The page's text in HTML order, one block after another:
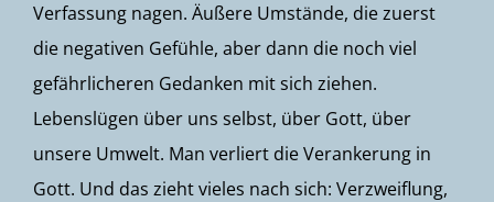
Verfassung nagen. Äußere Umstände, die zuerst
die negativen Gefühle, aber dann die noch viel
gefährlicheren Gedanken mit sich ziehen.
Lebenslügen über uns selbst, über Gott, über
unsere Umwelt. Man verliert die Verankerung in
Gott. Und das zieht vieles nach sich: Verzweiflung,